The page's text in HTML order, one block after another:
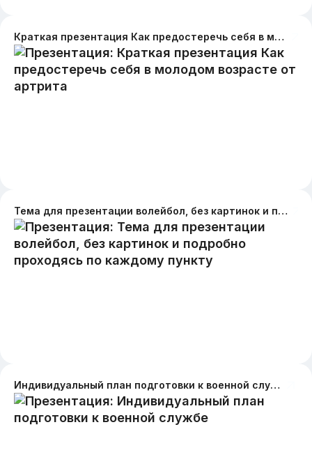
Краткая презентация Как предостеречь себя в молодом возрасте от артрита
Тема для презентации волейбол, без картинок и подробно проходясь по каждому пункту
Индивидуальный план подготовки к военной службе